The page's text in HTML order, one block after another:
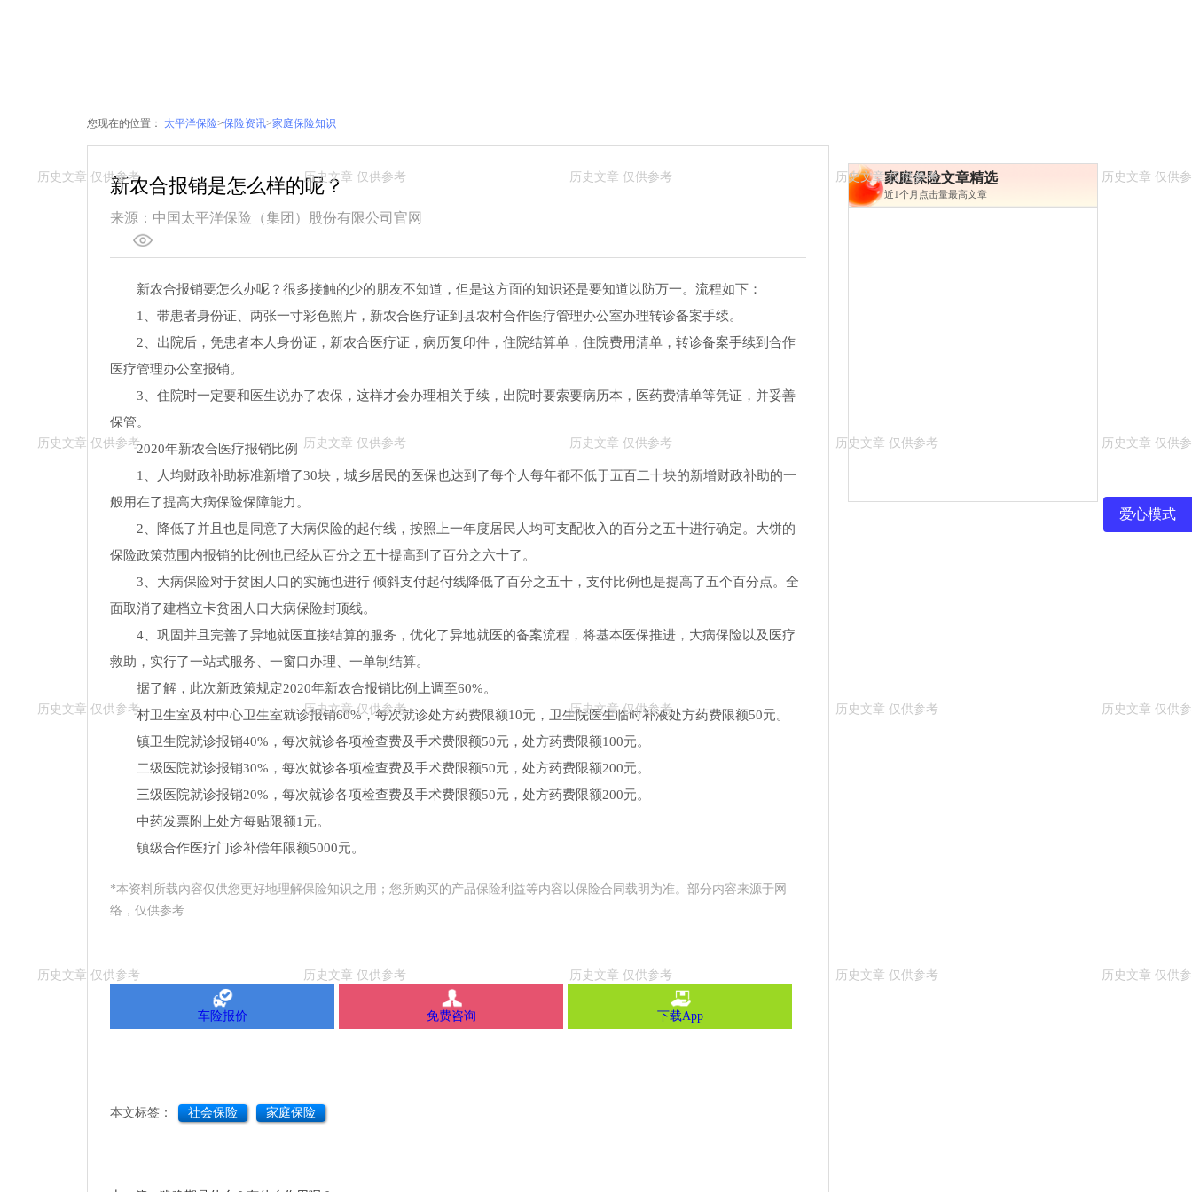
您现在的位置： 太平洋保险>保险资讯>家庭保险知识
新农合报销是怎么样的呢？
来源：中国太平洋保险（集团）股份有限公司官网
新农合报销要怎么办呢？很多接触的少的朋友不知道，但是这方面的知识还是要知道以防万一。流程如下：
1、带患者身份证、两张一寸彩色照片，新农合医疗证到县农村合作医疗管理办公室办理转诊备案手续。
2、出院后，凭患者本人身份证，新农合医疗证，病历复印件，住院结算单，住院费用清单，转诊备案手续到合作
医疗管理办公室报销。
3、住院时一定要和医生说办了农保，这样才会办理相关手续，出院时要索要病历本，医药费清单等凭证，并妥善
保管。
2020年新农合医疗报销比例
1、人均财政补助标准新增了30块，城乡居民的医保也达到了每个人每年都不低于五百二十块的新增财政补助的一
般用在了提高大病保险保障能力。
2、降低了并且也是同意了大病保险的起付线，按照上一年度居民人均可支配收入的百分之五十进行确定。大饼的
保险政策范围内报销的比例也已经从百分之五十提高到了百分之六十了。
3、大病保险对于贫困人口的实施也进行 倾斜支付起付线降低了百分之五十，支付比例也是提高了五个百分点。全
面取消了建档立卡贫困人口大病保险封顶线。
4、巩固并且完善了异地就医直接结算的服务，优化了异地就医的备案流程，将基本医保推进，大病保险以及医疗
救助，实行了一站式服务、一窗口办理、一单制结算。
据了解，此次新政策规定2020年新农合报销比例上调至60%。
村卫生室及村中心卫生室就诊报销60%，每次就诊处方药费限额10元，卫生院医生临时补液处方药费限额50元。
镇卫生院就诊报销40%，每次就诊各项检查费及手术费限额50元，处方药费限额100元。
二级医院就诊报销30%，每次就诊各项检查费及手术费限额50元，处方药费限额200元。
三级医院就诊报销20%，每次就诊各项检查费及手术费限额50元，处方药费限额200元。
中药发票附上处方每贴限额1元。
镇级合作医疗门诊补偿年限额5000元。
*本资料所载內容仅供您更好地理解保险知识之用；您所购买的产品保险利益等内容以保险合同载明为准。部分内容来源于网
络，仅供参考
车险报价 免费咨询 下载App
本文标签： 社会保险 家庭保险
家庭保险文章精选
近1个月点击量最高文章
爱心模式